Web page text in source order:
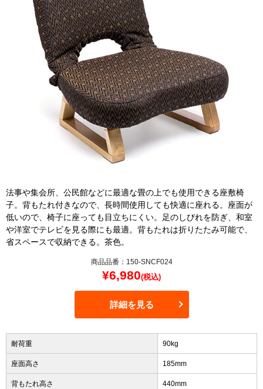
法事や集会所、公民館などに最適な畳の上でも使用できる座敷椅
子。背もたれ付きなので、長時間使用しても快適に座れる。座面が
低いので、椅子に座っても目立ちにくい。足のしびれを防ぎ、和室
や洋室でテレビを見る際にも最適。背もたれは折りたたみ可能で、
省スペースで収納できる。茶色。
商品品番：150-SNCF024
¥6,980(税込)
詳細を見る
耐荷重 90kg
座面高さ 185mm
背もたれ高さ 440mm